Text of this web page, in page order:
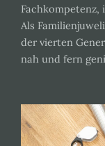
Als
der vierten
nah und fern